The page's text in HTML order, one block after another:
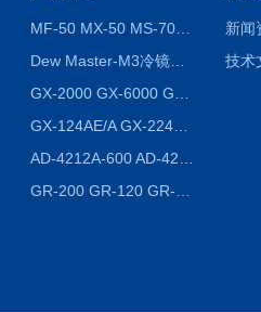
MF-50 MX-50 MS-70卤素水分测定仪 红外线水分仪
Dew Master-M3冷镜式露点仪
GX-124AE/A GX-224AE/A分析天平
新闻
技术